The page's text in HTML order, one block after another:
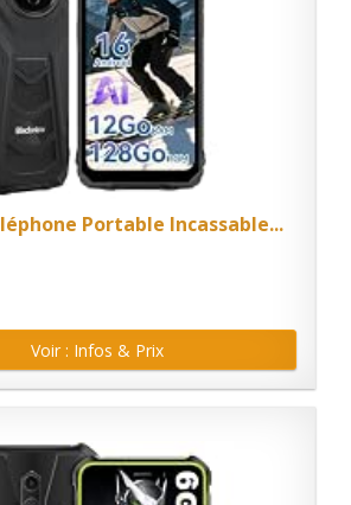
Portable Incassable...
Voir : Infos & Prix